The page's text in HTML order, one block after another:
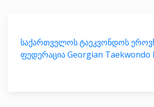
საქართველოს ტაეკვონდოს
ფედერაცია Georgian Taekwondo